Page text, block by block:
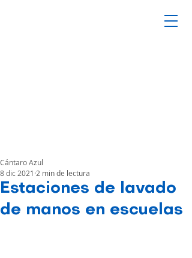
Estaciones de lavado
de manos en escuelas
Cántaro Azul
8 dic 2021 2 min de lectura